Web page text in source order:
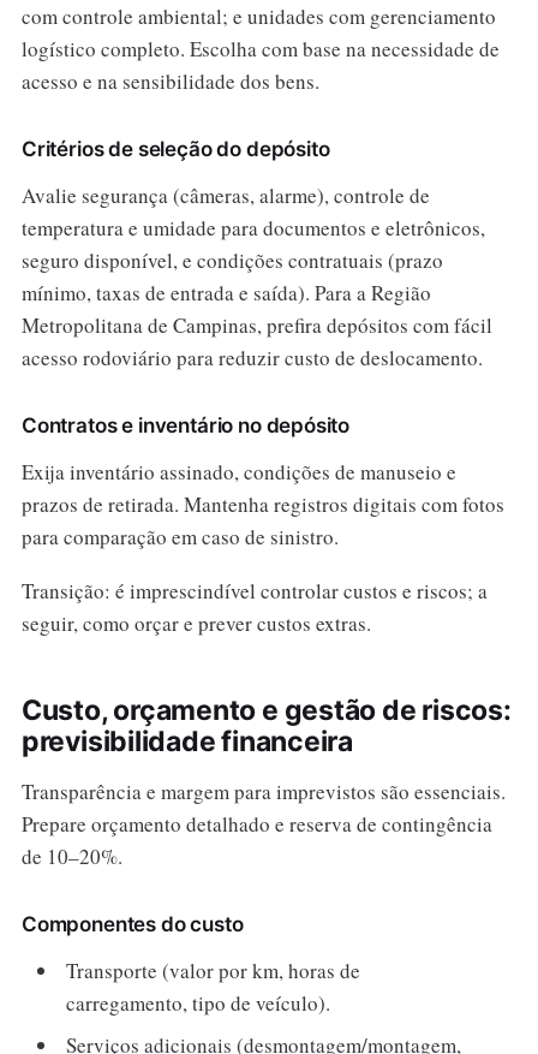
com controle ambiental; e unidades com gerenciamento
logístico completo. Escolha com base na necessidade de
acesso e na sensibilidade dos bens.
Critérios de seleção do depósito
Avalie segurança (câmeras, alarme), controle de
temperatura e umidade para documentos e eletrônicos,
seguro disponível, e condições contratuais (prazo
mínimo, taxas de entrada e saída). Para a Região
Metropolitana de Campinas, prefira depósitos com fácil
acesso rodoviário para reduzir custo de deslocamento.
Contratos e inventário no depósito
Exija inventário assinado, condições de manuseio e
prazos de retirada. Mantenha registros digitais com fotos
para comparação em caso de sinistro.
Transição: é imprescindível controlar custos e riscos; a
seguir, como orçar e prever custos extras.
Custo, orçamento e gestão de riscos:
previsibilidade financeira
Transparência e margem para imprevistos são essenciais.
Prepare orçamento detalhado e reserva de contingência
de 10–20%.
Componentes do custo
Transporte (valor por km, horas de
carregamento, tipo de veículo).
Serviços adicionais (desmontagem/montagem,